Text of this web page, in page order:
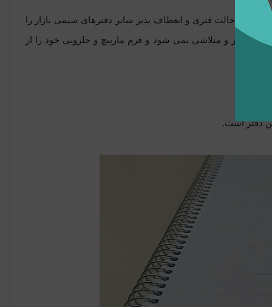
است که حالت فنری و انعطاف پذیر سایر دفترهای سیمی بازار را
هم باز و متلاشی نمی شود و فرم مارپیچ و حلزونی خود را از
دفتر است.